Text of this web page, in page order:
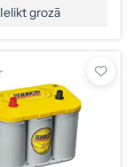
Ielikt grozā